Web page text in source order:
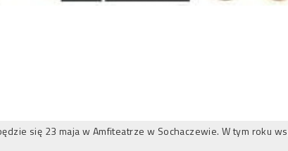
się 23 maja w Amfiteatrze w Sochaczewie. W tym roku